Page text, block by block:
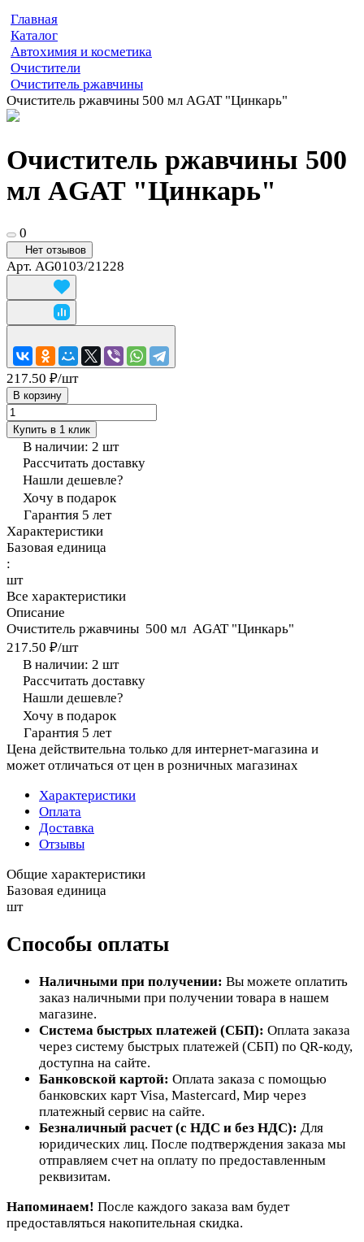
Главная
Каталог
Автохимия и косметика
Очистители
Очиститель ржавчины
Очиститель ржавчины 500 мл AGAT "Цинкарь"
Очиститель ржавчины 500
мл AGAT "Цинкарь"
0
Нет отзывов
Арт. AG0103/21228
217.50 ₽/шт
В корзину
Купить в 1 клик
В наличии: 2 шт
Рассчитать доставку
Нашли дешевле?
Хочу в подарок
Гарантия 5 лет
Характеристики
Базовая единица
:
шт
Все характеристики
Описание
Очиститель ржавчины 500 мл AGAT "Цинкарь"
217.50 ₽/шт
В наличии: 2 шт
Рассчитать доставку
Нашли дешевле?
Хочу в подарок
Гарантия 5 лет
Цена действительна только для интернет-магазина и
может отличаться от цен в розничных магазинах
Характеристики
Оплата
Доставка
Отзывы
Общие характеристики
Базовая единица
шт
Способы оплаты
Наличными при получении: Вы можете оплатить
заказ наличными при получении товара в нашем
магазине.
Система быстрых платежей (СБП): Оплата заказа
через систему быстрых платежей (СБП) по QR-коду,
доступна на сайте.
Банковской картой: Оплата заказа с помощью
банковских карт Visa, Mastercard, Мир через
платежный сервис на сайте.
Безналичный расчет (с НДС и без НДС): Для
юридических лиц. После подтверждения заказа мы
отправляем счет на оплату по предоставленным
реквизитам.
Напоминаем! После каждого заказа вам будет
предоставляться накопительная скидка.